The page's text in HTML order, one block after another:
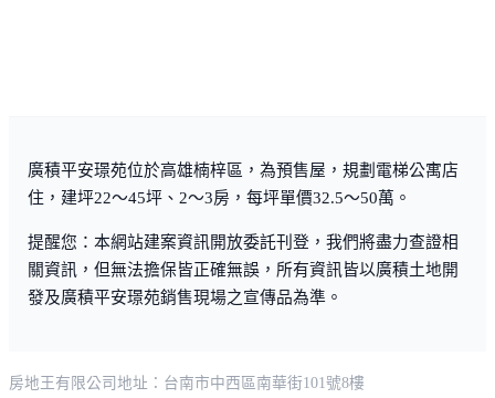
廣積平安璟苑位於高雄楠梓區，為預售屋，規劃電梯公寓店
住，建坪22～45坪、2～3房，每坪單價32.5～50萬。
提醒您：本網站建案資訊開放委託刊登，我們將盡力查證相
關資訊，但無法擔保皆正確無誤，所有資訊皆以廣積土地開
發及廣積平安璟苑銷售現場之宣傳品為準。
房地王有限公司 地址：台南市中西區南華街101號8樓